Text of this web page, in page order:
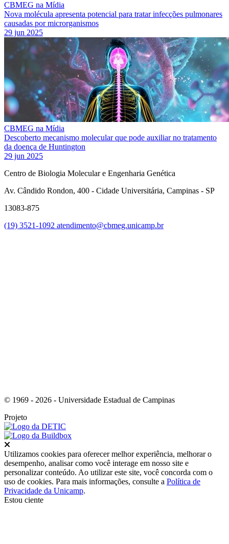
CBMEG na Mídia
Nova molécula apresenta potencial para tratar infecções pulmonares
causadas por microrganismos
29 jun 2025
CBMEG na Mídia
Descoberto mecanismo molecular que pode auxiliar no tratamento
da doença de Huntington
29 jun 2025
Centro de Biologia Molecular e Engenharia Genética
Av. Cândido Rondon, 400 - Cidade Universitária, Campinas - SP
13083-875
(19) 3521-1092 atendimento@cbmeg.unicamp.br
© 1969 - 2026 - Universidade Estadual de Campinas
Projeto
Utilizamos cookies para oferecer melhor experiência, melhorar o
desempenho, analisar como você interage em nosso site e
personalizar conteúdo. Ao utilizar este site, você concorda com o
uso de cookies. Para mais informações, consulte a Política de
Privacidade da Unicamp.
Estou ciente